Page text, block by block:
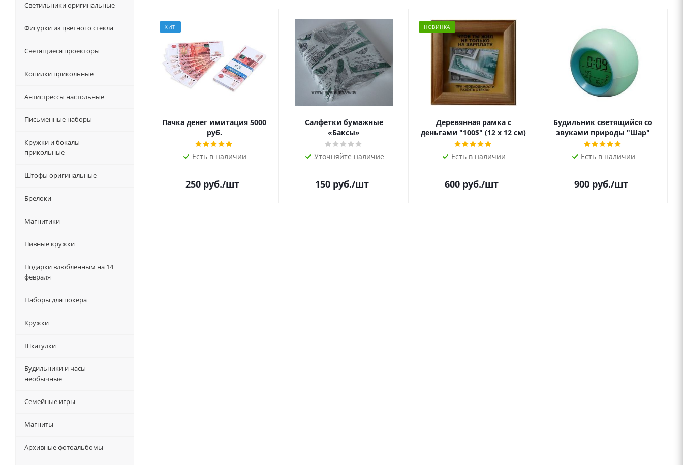
ХИТ
Пачка денег имитация 5000
руб.
Есть в наличии
250 руб./шт
Салфетки бумажные
«Баксы»
Уточняйте наличие
150 руб./шт
НОВИНКА
Деревянная рамка с
деньгами "100$" (12 х 12 см)
Есть в наличии
600 руб./шт
Будильник светящийся со
звуками природы "Шар"
Есть в наличии
900 руб./шт
Светильники оригинальные
Фигурки из цветного стекла
Светящиеся проекторы
Копилки прикольные
Антистрессы настольные
Письменные наборы
Кружки и бокалы
прикольные
Штофы оригинальные
Брелоки
Магнитики
Пивные кружки
Подарки влюбленным на 14
февраля
Наборы для покера
Кружки
Шкатулки
Будильники и часы
необычные
Семейные игры
Магниты
Архивные фотоальбомы